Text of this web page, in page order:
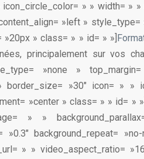
» » width= »
»left »
»20px » class= » » id= » »]
principalement sur vos
»none »
border_size= »30″ icon= » »
»center » class= » » id= »
» »
»0.3″ background_repeat=
» » video_aspect_ratio=